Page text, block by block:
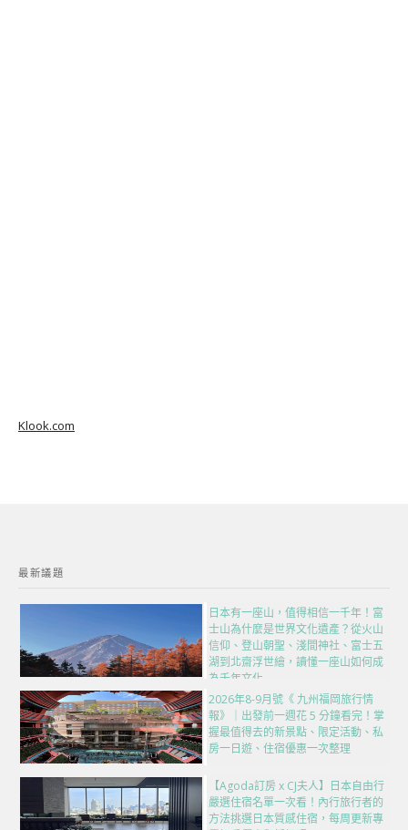
Klook.com
最新議題
日本有一座山，值得相信一千年！富
士山為什麼是世界文化遺產？從火山
信仰、登山朝聖、淺間神社、富士五
湖到北齋浮世繪，讀懂一座山如何成
為千年文化
2026年8-9月號《 九州福岡旅行情
報》｜出發前一週花 5 分鐘看完！掌
握最值得去的新景點、限定活動、私
房一日遊、住宿優惠一次整理
【Agoda訂房 x CJ夫人】日本自由行
嚴選住宿名單一次看！內行旅行者的
方法挑選日本質感住宿，每周更新專